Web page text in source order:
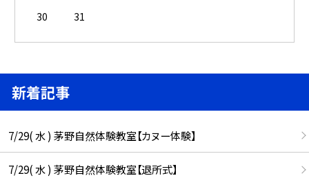
30
31
新着記事
7/29( 水 ) 茅野自然体験教室【カヌー体験】
7/29( 水 ) 茅野自然体験教室【退所式】